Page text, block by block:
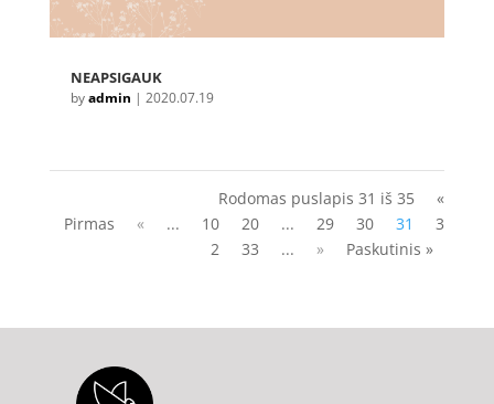
NEAPSIGAUK
byadmin | 2020.07.19
Rodomas puslapis 31 iš 35
«
Pirmas
« ... 10 20 ... 29 30 31
3
2
33 ... » Paskutinis »